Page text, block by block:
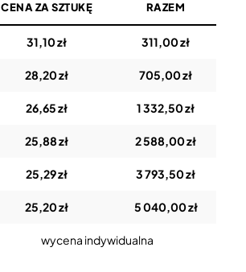
CENA ZA SZTUKĘ RAZEM
31,10 zł 311,00 zł
28,20 zł 705,00 zł
26,65 zł 1 332,50 zł
25,88 zł 2 588,00 zł
25,29 zł 3 793,50 zł
25,20 zł 5 040,00 zł
wycena indywidualna